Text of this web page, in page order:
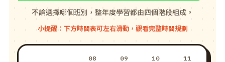
不論選擇哪個班別，整年度學習都由四個階段組成。
小提醒：下方時間表可左右滑動，觀看完整時間規劃
08 09 10 11